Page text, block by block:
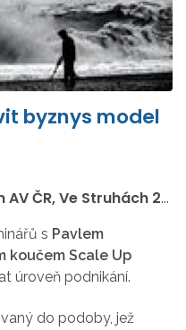
byznys model
Ve Struhách 27, Praha 6
s Pavlem
koučem Scale Up
úroveň podnikání.
do podoby, jež